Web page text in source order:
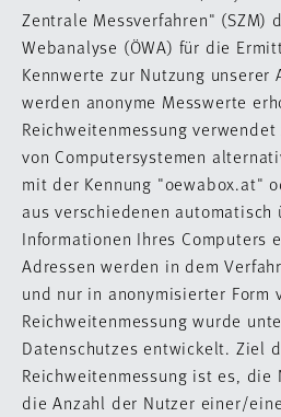
Zentrale Messverfahren" (SZM)
Webanalyse (ÖWA) für die
Kennwerte zur Nutzung unserer
werden anonyme Messwerte
Reichweitenmessung
von Computersystemen
mit der Kennung "oewabox.at"
aus verschiedenen automatisch
Informationen Ihres Computers
Adressen werden in dem
und nur in anonymisierter Form
Reichweitenmessung wurde
Datenschutzes entwickelt. Ziel
Reichweitenmessung ist es,
die Anzahl der Nutzer einer/